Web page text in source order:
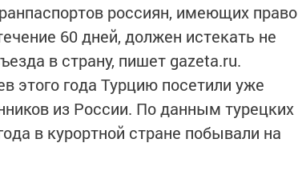
россиян, имеющих право
60 дней, должен истекать не
в страну, пишет gazeta.ru.
этого года Турцию посетили уже
из России. По данным турецких
в курортной стране побывали на